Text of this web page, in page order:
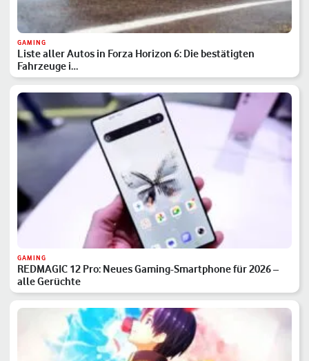
GAMING
Liste aller Autos in Forza Horizon 6: Die bestätigten
Fahrzeuge i…
GAMING
REDMAGIC 12 Pro: Neues Gaming-Smartphone für 2026 –
alle Gerüchte